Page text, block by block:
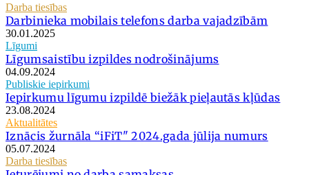
Darba tiesības
Darbinieka mobilais telefons darba vajadzībām
30.01.2025
Līgumi
Līgumsaistību izpildes nodrošinājums
04.09.2024
Publiskie iepirkumi
Iepirkumu līgumu izpildē biežāk pieļautās kļūdas
23.08.2024
Aktualitātes
Iznācis žurnāla “iFiT" 2024.gada jūlija numurs
05.07.2024
Darba tiesības